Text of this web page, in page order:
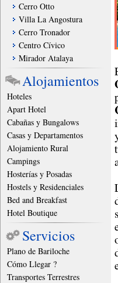
Cerro Otto
Villa La Angostura
Cerro Tronador
Centro Cívico
Mirador Atalaya
Alojamientos
Hoteles
Apart Hotel
Cabañas y Bungalows
Casas y Departamentos
Alojamiento Rural
Campings
Hosterías y Posadas
Hostels y Residenciales
Bed and Breakfast
Hotel Boutique
Servicios
Plano de Bariloche
Cómo Llegar ?
Transportes Terrestres